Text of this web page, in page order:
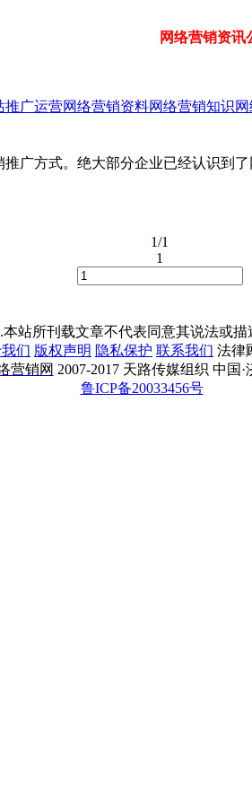
网络营销资讯
推广运营网络营销资料网络营销知识
广方式。绝大部分企业已经认识到
1/1
1
站所刊载文章不代表同意其说法或
们 版权声明 隐私保护 联系我们 法律
营销网 2007-2017 天路传媒组织 中国
鲁ICP备20033456号